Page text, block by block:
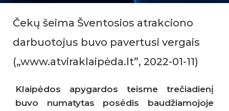
Čekų šeima Šventosios atrakciono
darbuotojus buvo pavertusi vergais
(„www.atviraklaipėda.lt”, 2022-01-11)
Klaipėdos apygardos teisme trečiadienį
buvo numatytas posėdis baudžiamojoje